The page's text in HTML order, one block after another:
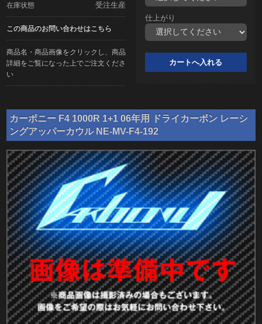
在庫状態 受注生産
この商品のお問い合わせはこちら
商品名・商品画像をクリックし、商品
詳細をご覧になった上でご注文くださ
い
仕上がり
カーボニー F4 1000R 1+1 06年用 ドライカーボン レーシ
ングアッパーカウル NE-MV-F4-192